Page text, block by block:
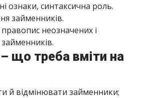
ознаки, синтаксична роль.
займенників.
неозначених і
що треба вміти на
й відмінювати займенники;